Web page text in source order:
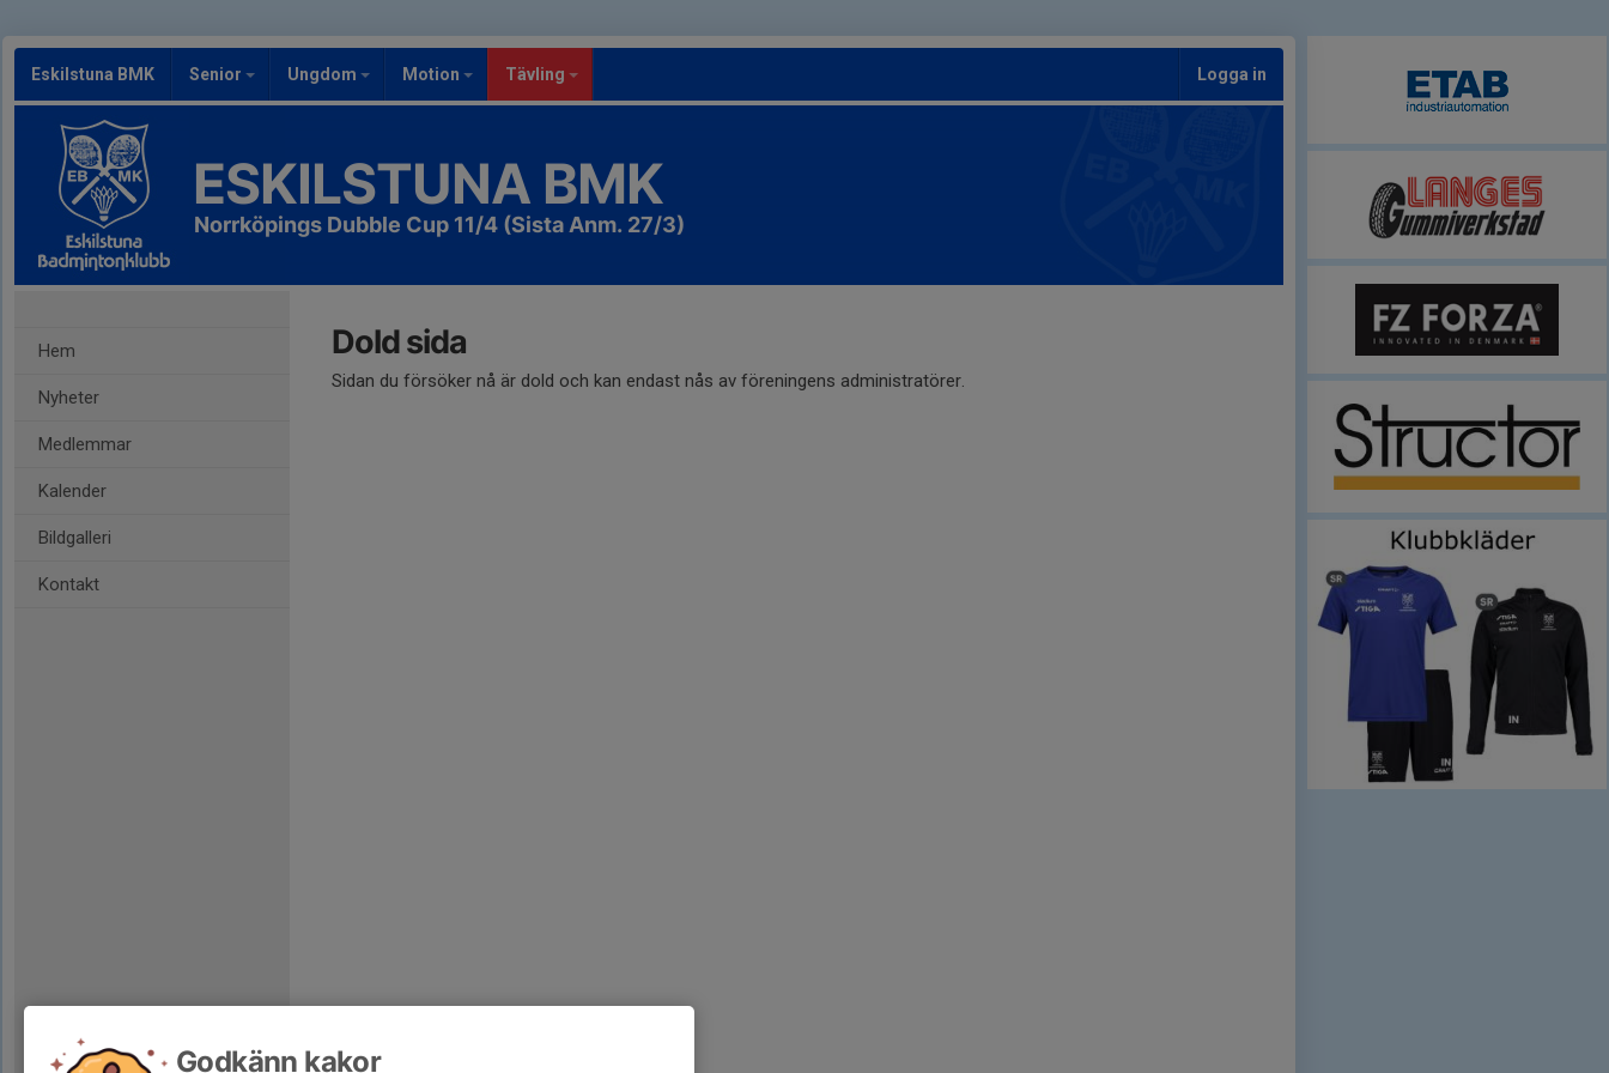
Eskilstuna BMK Senior Ungdom Motion Tävling Logga in
ESKILSTUNA BMK
Norrköpings Dubble Cup 11/4 (Sista Anm. 27/3)
Hem
Nyheter
Medlemmar
Kalender
Bildgalleri
Kontakt
Dold sida
Sidan du försöker nå är dold och kan endast nås av föreningens administratörer.
Godkänn kakor